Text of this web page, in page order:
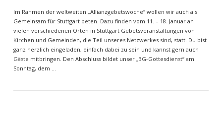
Im Rahmen der weltweiten „Allianzgebetswoche“ wollen wir auch als
Gemeinsam für Stuttgart beten. Dazu finden vom 11. – 18. Januar an
vielen verschiedenen Orten in Stuttgart Gebetsveranstaltungen von
Kirchen und Gemeinden, die Teil unseres Netzwerkes sind, statt. Du bist
ganz herzlich eingeladen, einfach dabei zu sein und kannst gern auch
Gäste mitbringen. Den Abschluss bildet unser „3G-Gottesdienst“ am
Sonntag, dem …